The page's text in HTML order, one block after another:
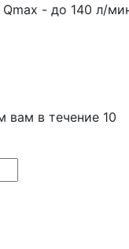
- до 140 л/
вам в течение 10